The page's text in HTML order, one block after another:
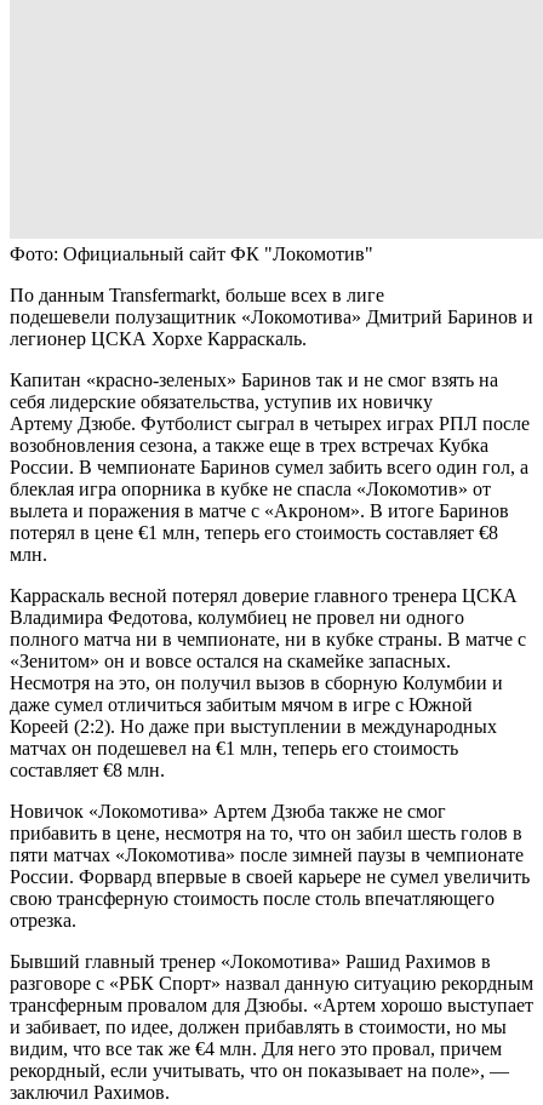
Фото: Официальный сайт ФК "Локомотив"
По данным Transfermarkt, больше всех в лиге
подешевели полузащитник «Локомотива» Дмитрий Баринов и
легионер ЦСКА Хорхе Карраскаль.
Капитан «красно-зеленых» Баринов так и не смог взять на
себя лидерские обязательства, уступив их новичку
Артему Дзюбе. Футболист сыграл в четырех играх РПЛ после
возобновления сезона, а также еще в трех встречах Кубка
России. В чемпионате Баринов сумел забить всего один гол, а
блеклая игра опорника в кубке не спасла «Локомотив» от
вылета и поражения в матче с «Акроном». В итоге Баринов
потерял в цене €1 млн, теперь его стоимость составляет €8
млн.
Карраскаль весной потерял доверие главного тренера ЦСКА
Владимира Федотова, колумбиец не провел ни одного
полного матча ни в чемпионате, ни в кубке страны. В матче с
«Зенитом» он и вовсе остался на скамейке запасных.
Несмотря на это, он получил вызов в сборную Колумбии и
даже сумел отличиться забитым мячом в игре с Южной
Кореей (2:2). Но даже при выступлении в международных
матчах он подешевел на €1 млн, теперь его стоимость
составляет €8 млн.
Новичок «Локомотива» Артем Дзюба также не смог
прибавить в цене, несмотря на то, что он забил шесть голов в
пяти матчах «Локомотива» после зимней паузы в чемпионате
России. Форвард впервые в своей карьере не сумел увеличить
свою трансферную стоимость после столь впечатляющего
отрезка.
Бывший главный тренер «Локомотива» Рашид Рахимов в
разговоре с «РБК Спорт» назвал данную ситуацию рекордным
трансферным провалом для Дзюбы. «Артем хорошо выступает
и забивает, по идее, должен прибавлять в стоимости, но мы
видим, что все так же €4 млн. Для него это провал, причем
рекордный, если учитывать, что он показывает на поле», —
заключил Рахимов.